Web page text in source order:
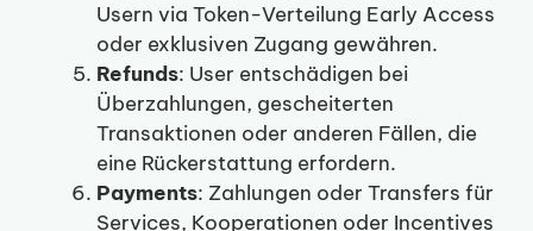
Usern via Token-Verteilung Early Access
oder exklusiven Zugang gewähren.
Refunds: User entschädigen bei
Überzahlungen, gescheiterten
Transaktionen oder anderen Fällen, die
eine Rückerstattung erfordern.
Payments: Zahlungen oder Transfers für
Services, Kooperationen oder Incentives